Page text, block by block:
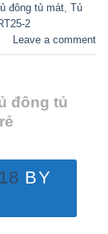
đông tủ mát Tủ
2
Leave a comment
đông tủ
BY